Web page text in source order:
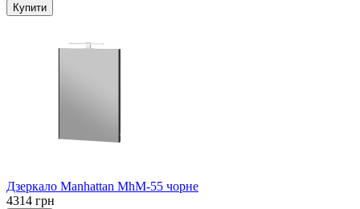
Дзеркало Manhattan MhM-55 чорне
4314 грн